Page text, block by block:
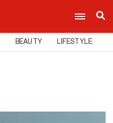
BEAUTY LIFESTYLE